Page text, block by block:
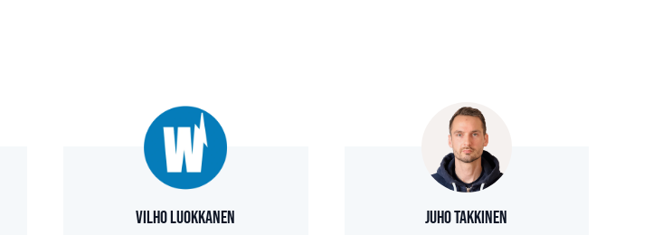
Vilho Luokkanen Juho Takkinen